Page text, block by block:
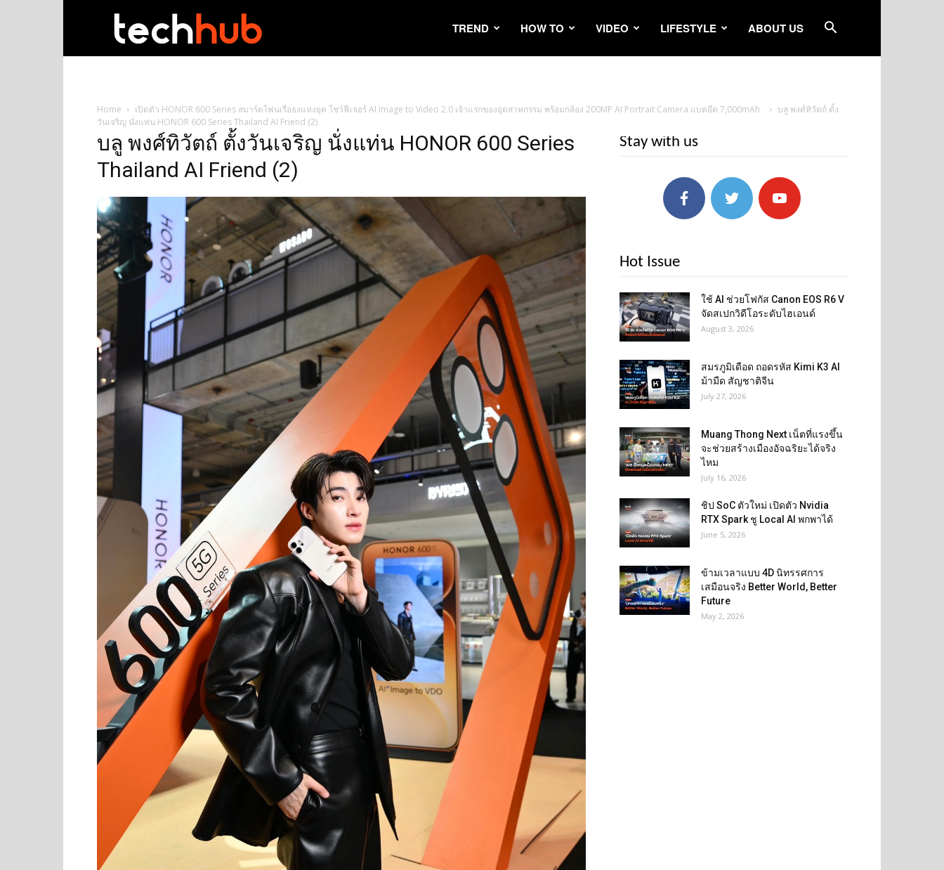
TREND HOW TO VIDEO LIFESTYLE ABOUT US
Home เปิดตัว HONOR 600 Series สมาร์ตโฟนเรือธงแห่งยุค โชว์ฟีเจอร์ AI Image to Video 2.0 เจ้าแรกของอุตสาหกรรม พร้อมกล้อง 200MP AI Portrait Camera แบตอึด 7,000mAh
บลู พงศ์ทิวัตถ์ ตั้ง
วันเจริญ นั่งแท่น HONOR 600 Series Thailand AI Friend (2)
บลู พงศ์ทิวัตถ์ ตั้งวันเจริญ นั่งแท่น HONOR 600 Series
Thailand AI Friend (2)
Stay with us
Hot Issue
ใช้ AI ช่วยโฟกัส Canon EOS R6 V
จัดสเปกวิดีโอระดับไฮเอนด์
August 3, 2026
สมรภูมิเดือด ถอดรหัส Kimi K3 AI
ม้ามืด สัญชาติจีน
July 27, 2026
Muang Thong Next เน็ตที่แรงขึ้น
จะช่วยสร้างเมืองอัจฉริยะได้จริง
ไหม
July 16, 2026
ชิป SoC ตัวใหม่ เปิดตัว Nvidia
RTX Spark ชู Local AI พกพาได้
June 5, 2026
ข้ามเวลาแบบ 4D นิทรรศการ
เสมือนจริง Better World, Better
Future
May 2, 2026